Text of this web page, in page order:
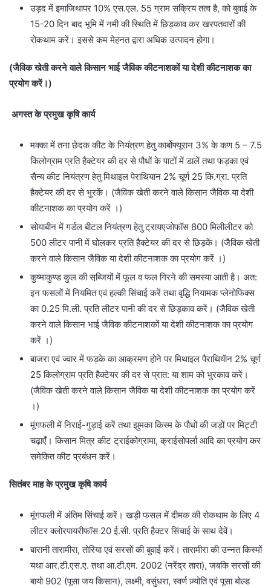
उड़द में इमाजिथापर 10% एस.एल. 55 ग्राम सक्रिय तत्व है, को बुवाई के
15-20 दिन बाद भूमि में नमी की स्थिति में छिड़काव कर खरपतवारों की
रोकथाम करें। इससे कम मेहनत द्वारा अधिक उत्पादन होगा।
(जैविक खेती करने वाले किसान भाई जैविक कीटनाशकों या देशी कीटनाशक का
प्रयोग करें।)
अगस्त के प्रमुख कृषि कार्य
मक्का में तना छेदक कीट के नियंत्रण हेतु कार्बोफ्यूरान 3% के कण 5 – 7.5
किलोग्राम प्रति हैक्टेयर की दर से पौधों के पाटों में डालें तथा फड़का एवं
सैन्य कीट नियंत्रण हेतु मिथाइल पेराथियान 2% चूर्ण 25 कि.ग्रा. प्रति
हैक्टेयर की दर से भुरकें। (जैविक खेती करने वाले किसान जैविक या देशी
कीटनाशक का प्रयोग करें ।)
सोयाबीन में गर्डल बीटल नियंत्रण हेतु ट्रायएजोफॉस 800 मिलीलीटर को
500 लीटर पानी में घोलकर प्रति हैक्टेयर की दर से छिड़कें। (जैविक खेती
करने वाले किसान जैविक या देशी कीटनाशक का प्रयोग करें ।)
कुष्माकुण्ड कुल की सब्जि़यों में फूल व फल गिरने की समस्या आती है। अत:
इन फसलों में नियमित एवं हल्की सिंचाई करें तथा वृद्धि नियामक प्लेनोफिक्स
का 0.25 मि.ली. प्रति लीटर पानी की दर से छिड़काव करें। (जैविक खेती
करने वाले किसान भाई जैविक कीटनाशकों या देशी कीटनाशक का प्रयोग
करें ।)
बाजरा एवं ज्वार में फड़के का आक्रमण होने पर मिथाइल पैराथियॅान 2% चूर्ण
25 किलोग्राम प्रति हैक्टेयर की दर से प्रात: या शाम को भुरकाव करें।
(जैविक खेती करने वाले किसान जैविक या देशी कीटनाशक का प्रयोग करें
।)
मूंगफली में निराई-गुड़ाई करें तथा झुमका किस्म के पौधों की जड़ों पर मिट्टी
चढ़ाएँ। किसान मित्र कीट ट्राईकोग्रामा, क्राईसोपर्ला आदि का प्रयोग कर
समेकित कीट प्रबंधन करें।
सितंबर माह के प्रमुख कृषि कार्य
मूंगफली में अंतिम सिंचाई करें। खड़ी फसल में दीमक की रोकथाम के लिए 4
लीटर क्लोरपायरीफॉस 20 ई.सी. प्रति हैक्टर सिंचाई के साथ देवें।
बारानी तारामीरा, तोरिया एवं सरसों की बुवाई करें। तारामीरा की उन्नत किस्मों
यथा आर.टी.एस.ए. तथा आ.टी.एम. 2002 (नरेंद्र तारा), जबकि सरसों की
बायो 902 (पूसा जय किसान), लक्ष्मी, वसुंधरा, स्वर्ण ज़्योति एवं पूसा बोल्ड